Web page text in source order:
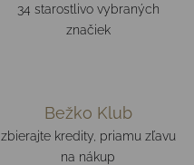
34 starostlivo vybraných
značiek
Bežko Klub
zbierajte kredity, priamu zľavu
na nákup